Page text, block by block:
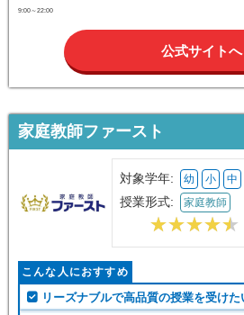
9:00～22:00
公式サイトへ
家庭教師ファースト
対象学年: 幼 小 中
授業形式: 家庭教師
こんな人におすすめ
リーズナブルで高品質の授業を受けた